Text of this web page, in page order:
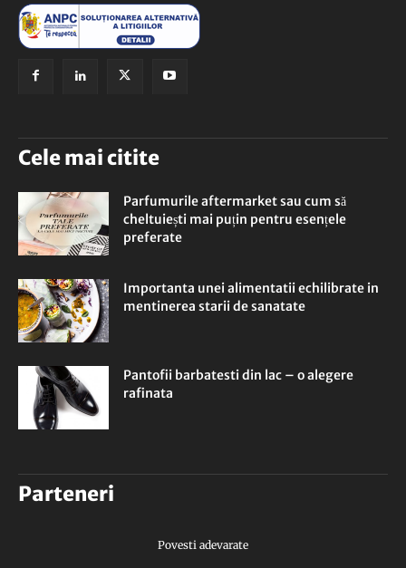
Cele mai citite
Parfumurile aftermarket sau cum să
cheltuiești mai puțin pentru esențele
preferate
Importanta unei alimentatii echilibrate in
mentinerea starii de sanatate
Pantofii barbatesti din lac – o alegere
rafinata
Parteneri
Povesti adevarate